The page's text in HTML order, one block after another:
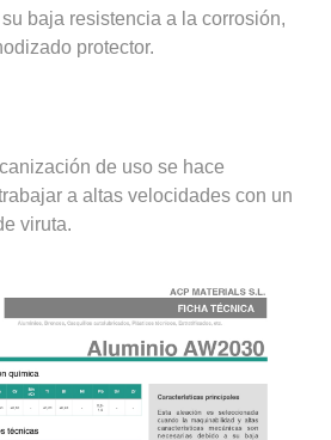
baja resistencia a la corrosión,
protector.
de uso se hace
a altas velocidades con un
viruta.